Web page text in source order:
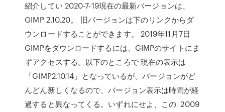
紹介してい 2020-7-19現在の最新バージョンは、
GIMP 2.10.20。 旧バージョンは下のリンクからダ
ウンロードすることができます。 2019年11月7日
GIMPをダウンロードするには、GIMPのサイトにま
ずアクセスする。以下のところで 現在の表示は
「GIMP2.10.14」となっているが、バージョンがど
んどん新しくなるので、バージョン表示は時間が経
過すると異なってくる。いずれにせよ、この 2009